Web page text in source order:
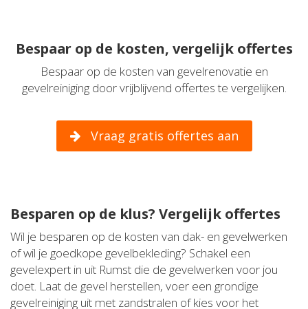
Bespaar op de kosten, vergelijk offertes
Bespaar op de kosten van gevelrenovatie en
gevelreiniging door vrijblijvend offertes te vergelijken.
Vraag gratis offertes aan
Besparen op de klus? Vergelijk offertes
Wil je besparen op de kosten van dak- en gevelwerken
of wil je goedkope gevelbekleding? Schakel een
gevelexpert in uit Rumst die de gevelwerken voor jou
doet. Laat de gevel herstellen, voer een grondige
gevelreiniging uit met zandstralen of kies voor het